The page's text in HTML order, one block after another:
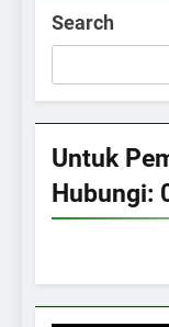
Search
Untuk
Hubungi: